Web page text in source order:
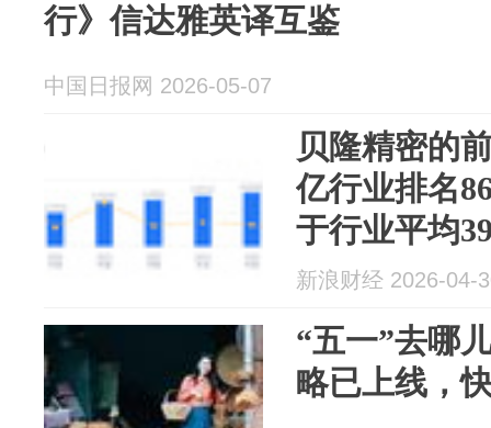
行》信达雅英译互鉴
中国日报网 2026-05-07
贝隆精密的
亿行业排名
于行业平均
新浪财经 2026-04-
“五一”去哪
略已上线，